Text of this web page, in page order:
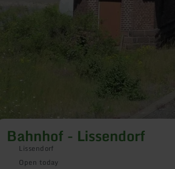
Bahnhof - Lissendorf
Lissendorf
Open today